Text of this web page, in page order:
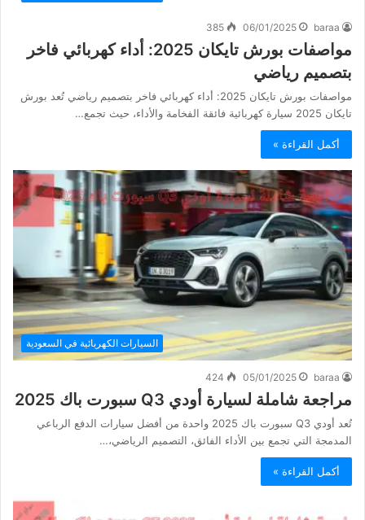
baraa
06/01/2025
385
مواصفات بورش تايكان 2025: أداء كهربائي فاخر
بتصميم رياضي
مواصفات بورش تايكان 2025: أداء كهربائي فاخر بتصميم رياضي تُعد بورش
تايكان 2025 سيارة كهربائية فائقة الفخامة والأداء، حيث تجمع…
أكمل القراءة »
السيارات الكهربائية في السعودية
baraa
05/01/2025
424
مراجعة شاملة لسيارة أودي Q3 سبورت باك 2025
تُعد أودي Q3 سبورت باك 2025 واحدة من أفضل سيارات الدفع الرباعي
المدمجة التي تجمع بين الأداء الفائق، التصميم الرياضي،…
أكمل القراءة »